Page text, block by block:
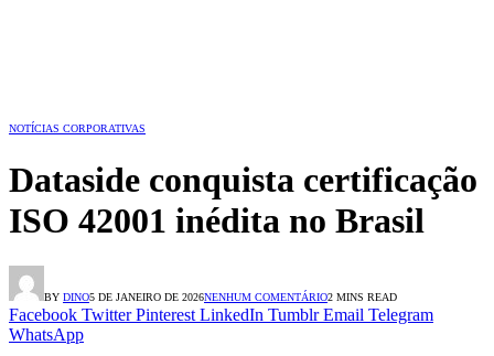
NOTÍCIAS CORPORATIVAS
Dataside conquista certificação
ISO 42001 inédita no Brasil
BY DINO5 DE JANEIRO DE 2026NENHUM COMENTÁRIO2 MINS READ
Facebook Twitter Pinterest LinkedIn Tumblr Email Telegram
WhatsApp